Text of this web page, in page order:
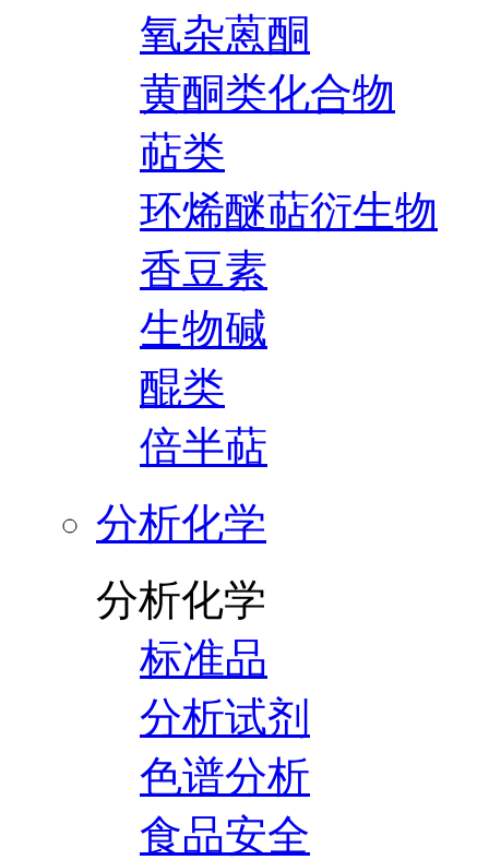
氧杂蒽酮
黄酮类化合物
萜类
环烯醚萜衍生物
香豆素
生物碱
醌类
倍半萜
分析化学
分析化学
标准品
分析试剂
色谱分析
食品安全